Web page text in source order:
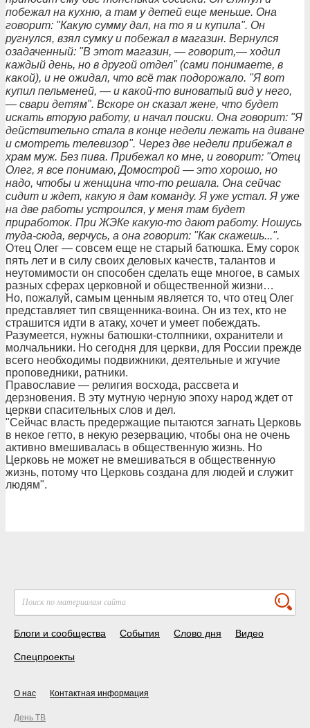
побежал на кухню, а там у детей еще меньше. Она
говорит: "Какую сумму дал, на то я и купила". Он
ругнулся, взял сумку и побежал в магазин. Вернулся
озадаченный: "В этот магазин, — говорит,— ходил
каждый день, но в другой отдел" (сами понимаете, в
какой), и не ожидал, что всё так подорожало. "Я вот
купил пельменей, — и какой-то виноватый вид у него,
— свари детям". Вскоре он сказал жене, что будет
искать вторую работу, и начал поиски. Она говорит: "Я
действительно стала в конце недели лежать на диване
и смотреть телевизор". Через две недели прибежал в
храм муж. Без пива. Прибежал ко мне, и говорит: "Отец
Олег, я все понимаю, Домострой — это хорошо, но
надо, чтобы и женщина что-то решала. Она сейчас
сидит и ждет, какую я дам команду. Я уже устал. Я уже
на две работы устроился, у меня там будет
приработок. При ЖЭКе какую-то дают работу. Ношусь
туда-сюда, верчусь, а она говорит: "Как скажешь...".
Отец Олег — совсем еще не старый батюшка. Ему сорок
пять лет и в силу своих деловых качеств, талантов и
неутомимости он способен сделать еще многое, в самых
разных сферах церковной и общественной жизни…
Но, пожалуй, самым ценным является то, что отец Олег
представляет тип священника-воина. Он из тех, кто не
страшится идти в атаку, хочет и умеет побеждать.
Разумеется, нужны батюшки-столпники, охранители и
молчальники. Но сегодня для церкви, для России прежде
всего необходимы подвижники, деятельные и жгучие
проповедники, ратники.
Православие — религия восхода, рассвета и
дерзновения. В эту мутную черную эпоху народ ждет от
церкви спасительных слов и дел.
"Сейчас власть предержащие пытаются загнать Церковь
в некое гетто, в некую резервацию, чтобы она не очень
активно вмешивалась в общественную жизнь. Но
Церковь не может не вмешиваться в общественную
жизнь, потому что Церковь создана для людей и служит
людям".
Блоги и сообщества События Слово дня Видео
Спецпроекты
О нас Контактная информация
День ТВ